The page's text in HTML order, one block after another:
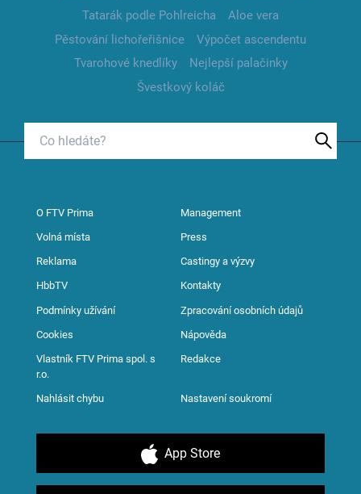
Tatarák podle Pohlreicha
Aloe vera
Pěstování lichořeřišnice
Výpočet ascendentu
Tvarohové knedlíky
Nejlepší palačinky
Švestkový koláč
O FTV Prima Management
Volná místa Press
Reklama Castingy a výzvy
HbbTV Kontakty
Podmínky užívání Zpracování osobních údajů
Cookies Nápověda
Vlastník FTV Prima spol. s
r.o.
Redakce
Nahlásit chybu Nastavení soukromí
App Store